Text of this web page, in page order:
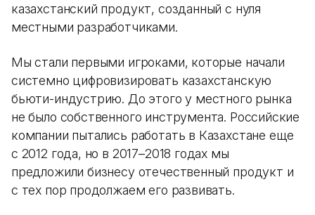
казахстанский продукт, созданный с нуля
местными разработчиками.
Мы стали первыми игроками, которые начали
системно цифровизировать казахстанскую
бьюти-индустрию. До этого у местного рынка
не было собственного инструмента. Российские
компании пытались работать в Казахстане еще
с 2012 года, но в 2017–2018 годах мы
предложили бизнесу отечественный продукт и
с тех пор продолжаем его развивать.